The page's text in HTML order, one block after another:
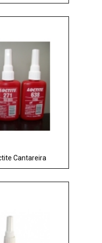
Cantareira